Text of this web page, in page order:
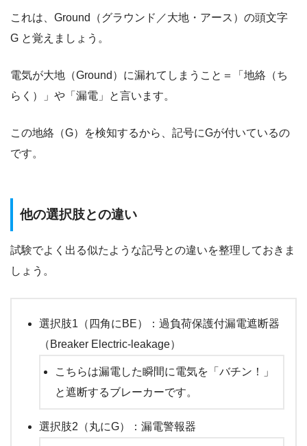
これは、Ground（グラウンド／大地・アース）の頭文字
G と覚えましょう。
電気が大地（Ground）に漏れてしまうこと＝「地絡（ち
らく）」や「漏電」と言います。
この地絡（G）を検知するから、記号にGが付いているの
です。
他の選択肢との違い
試験でよく出る似たような記号との違いを整理しておきま
しょう。
選択肢1（四角にBE）：過負荷保護付漏電遮断器
（Breaker Electric-leakage）
こちらは漏電した瞬間に電気を「バチン！」
と遮断するブレーカーです。
選択肢2（丸にG）：漏電警報器